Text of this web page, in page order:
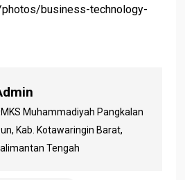
business-technology-
Muhammadiyah Pangkalan
Kab. Kotawaringin Barat,
Tengah